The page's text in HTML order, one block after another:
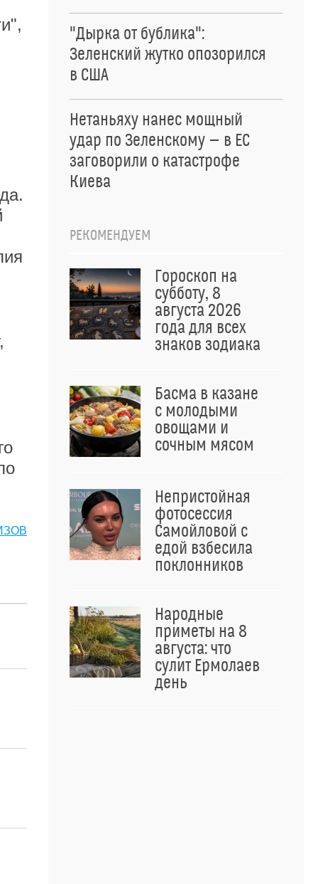
"Дырка от бублика":
Зеленский жутко опозорился
в США
Нетаньяху нанес мощный
удар по Зеленскому — в ЕС
заговорили о катастрофе
Киева
РЕКОМЕНДУЕМ
Гороскоп на
субботу, 8
августа 2026
года для всех
знаков зодиака
Басма в казане
с молодыми
овощами и
сочным мясом
Непристойная
фотосессия
Самойловой с
едой взбесила
поклонников
Народные
приметы на 8
августа: что
сулит Ермолаев
день